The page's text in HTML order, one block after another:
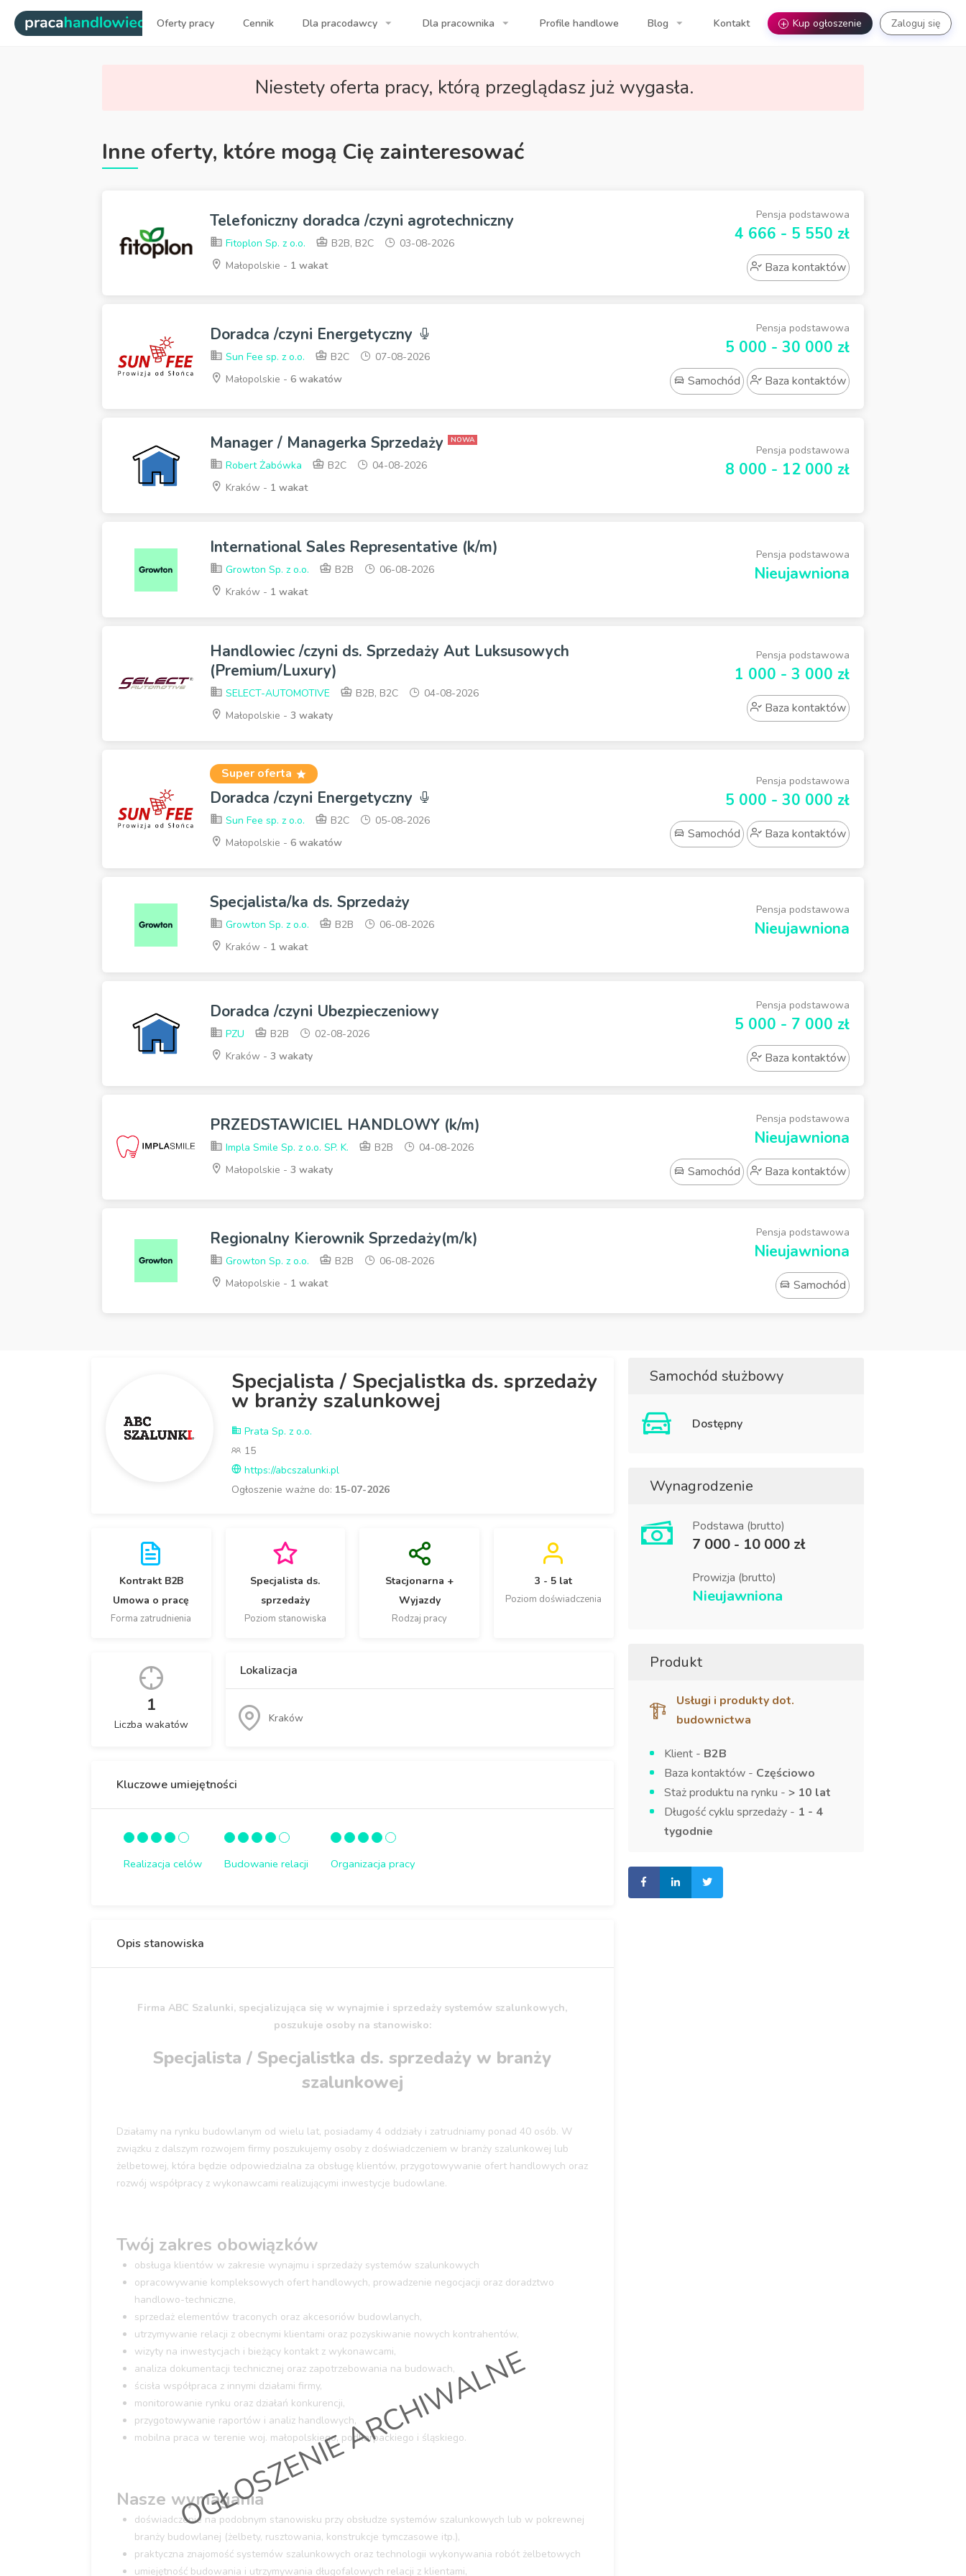
| Najlepsi ludzie sprzedaży dla Twojej firmy!
Oferty pracy Cennik Dla pracodawcy Dla pracownika Profile handlowe Blog Kontakt + Kup ogłoszenie Zaloguj się
Niestety oferta pracy, którą przeglądasz już wygasła.
Inne oferty, które mogą Cię zainteresować
Telefoniczny doradca /czyni agrotechniczny
Fitoplon Sp. z o.o. B2B, B2C
03-08-2026
Małopolskie - 1 wakat
Pensja podstawowa
4 666 - 5 550 zł
Baza kontaktów
Doradca /czyni Energetyczny
Sun Fee sp. z o.o. B2C
07-08-2026
Małopolskie - 6 wakatów
Pensja podstawowa
5 000 - 30 000 zł
Samochód Baza kontaktów
Manager / Managerka Sprzedaży NOWA
Robert Żabówka B2C
04-08-2026
Kraków - 1 wakat
Pensja podstawowa
8 000 - 12 000 zł
International Sales Representative (k/m)
Growton Sp. z o.o. B2B
06-08-2026
Kraków - 1 wakat
Pensja podstawowa
Nieujawniona
Handlowiec /czyni ds. Sprzedaży Aut Luksusowych
(Premium/Luxury)
SELECT-AUTOMOTIVE B2B, B2C
04-08-2026
Małopolskie - 3 wakaty
Pensja podstawowa
1 000 - 3 000 zł
Baza kontaktów
Super oferta
Doradca /czyni Energetyczny
Sun Fee sp. z o.o. B2C
05-08-2026
Małopolskie - 6 wakatów
Pensja podstawowa
5 000 - 30 000 zł
Samochód Baza kontaktów
Specjalista/ka ds. Sprzedaży
Growton Sp. z o.o. B2B
06-08-2026
Kraków - 1 wakat
Pensja podstawowa
Nieujawniona
Doradca /czyni Ubezpieczeniowy
PZU B2B
02-08-2026
Kraków - 3 wakaty
Pensja podstawowa
5 000 - 7 000 zł
Baza kontaktów
PRZEDSTAWICIEL HANDLOWY (k/m)
Impla Smile Sp. z o.o. SP. K. B2B
04-08-2026
Małopolskie - 3 wakaty
Pensja podstawowa
Nieujawniona
Samochód Baza kontaktów
Regionalny Kierownik Sprzedaży(m/k)
Growton Sp. z o.o. B2B
06-08-2026
Małopolskie - 1 wakat
Pensja podstawowa
Nieujawniona
Samochód
Specjalista / Specjalistka ds. sprzedaży
w branży szalunkowej
Prata Sp. z o.o.
15
https://abcszalunki.pl
Ogłoszenie ważne do: 15-07-2026
Kontrakt B2B
Umowa o pracę
Forma zatrudnienia
Specjalista ds.
sprzedaży
Poziom stanowiska
Stacjonarna +
Wyjazdy
Rodzaj pracy
3 - 5 lat
Poziom doświadczenia
1
Liczba wakatów
Lokalizacja
Kraków
Kluczowe umiejętności
Realizacja celów Budowanie relacji Organizacja pracy
OGŁOSZENIE ARCHIWALNE
Opis stanowiska
Firma ABC Szalunki, specjalizująca się w wynajmie i sprzedaży systemów szalunkowych,
poszukuje osoby na stanowisko:
Specjalista / Specjalistka ds. sprzedaży w branży
szalunkowej
Działamy na rynku budowlanym od wielu lat, posiadamy 4 oddziały i zatrudniamy ponad 40 osób. W
związku z dalszym rozwojem firmy poszukujemy osoby z doświadczeniem w branży szalunkowej lub
żelbetowej, która będzie odpowiedzialna za obsługę klientów, przygotowywanie ofert handlowych oraz
rozwój współpracy z wykonawcami realizującymi inwestycje budowlane.
Twój zakres obowiązków
obsługa klientów w zakresie wynajmu i sprzedaży systemów szalunkowych
opracowywanie kompleksowych ofert handlowych, prowadzenie negocjacji oraz doradztwo
handlowo-techniczne,
sprzedaż elementów traconych oraz akcesoriów budowlanych,
utrzymywanie relacji z obecnymi klientami oraz pozyskiwanie nowych kontrahentów,
wizyty na inwestycjach i bieżący kontakt z wykonawcami,
analiza dokumentacji technicznej oraz zapotrzebowania na budowach,
ścisła współpraca z innymi działami firmy,
monitorowanie rynku oraz działań konkurencji,
przygotowywanie raportów i analiz handlowych,
mobilna praca w terenie woj. małopolskiego, podkarpackiego i śląskiego.
Nasze wymagania
doświadczenie na podobnym stanowisku przy obsłudze systemów szalunkowych lub w pokrewnej
branży budowlanej (żelbety, rusztowania, konstrukcje tymczasowe itp.),
praktyczna znajomość systemów szalunkowych oraz technologii wykonywania robót żelbetowych
umiejętność budowania i utrzymywania długofalowych relacji z klientami,
Samochód służbowy
Dostępny
Wynagrodzenie
Podstawa (brutto)
7 000 - 10 000 zł
Prowizja (brutto)
Nieujawniona
Produkt
Usługi i produkty dot.
budownictwa
Klient - B2B
Baza kontaktów - Częściowo
Staż produktu na rynku - > 10 lat
Długość cyklu sprzedaży - 1 - 4
tygodnie